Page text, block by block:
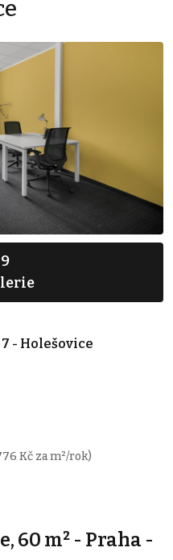
9
- Holešovice
Kč za m²/rok)
60 m² - Praha -